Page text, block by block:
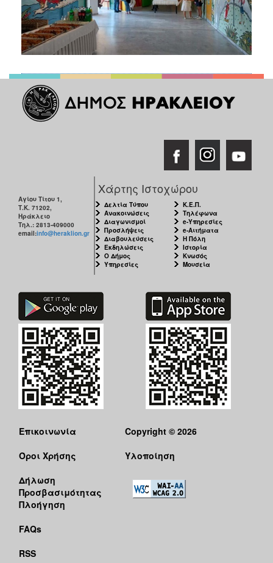
Αγίου Τίτου 1,
Τ.Κ. 71202,
Ηράκλειο
Τηλ.: 2813-409000
email:info@heraklion.gr
Χάρτης Ιστοχώρου
Δελτία Τύπου
Ανακοινώσεις
Διαγωνισμοί
Προσλήψεις
Διαβουλεύσεις
Εκδηλώσεις
Ο Δήμος
Υπηρεσίες
Κ.Ε.Π.
Τηλέφωνα
e-Υπηρεσίες
e-Αιτήματα
Η Πόλη
Ιστορία
Κνωσός
Μουσεία
Επικοινωνία
Όροι Χρήσης
Δήλωση
Προσβασιμότητας
Πλοήγηση
FAQs
RSS
Copyright © 2026
Υλοποίηση